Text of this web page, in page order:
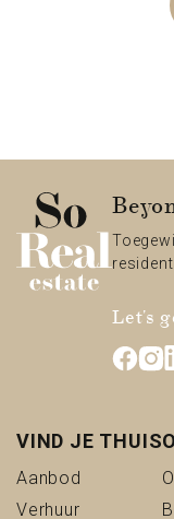
Let's
VIND JE THUIS
Aanbod
Verhuur(Verhuur)